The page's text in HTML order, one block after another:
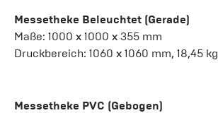
Messetheke Beleuchtet (Gerade)
Maße: 1000 x 1000 x 355 mm
Druckbereich: 1060 x 1060 mm, 18,45 kg
Messetheke PVC (Gebogen)